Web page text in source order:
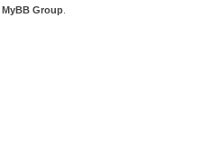
MyBB Group